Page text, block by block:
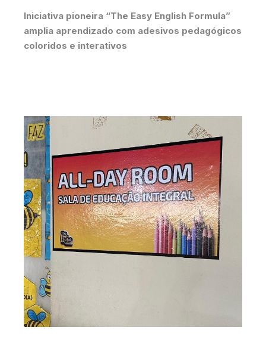
Iniciativa pioneira “The Easy English Formula”
amplia aprendizado com adesivos pedagógicos
coloridos e interativos